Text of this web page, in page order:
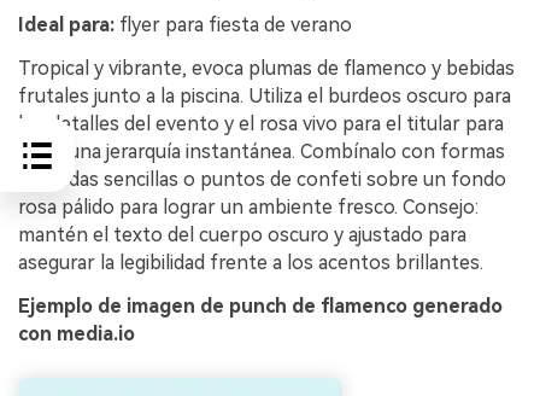
Ideal para: flyer para fiesta de verano
Tropical y vibrante, evoca plumas de flamenco y bebidas
frutales junto a la piscina. Utiliza el burdeos oscuro para
los detalles del evento y el rosa vivo para el titular para
crear una jerarquía instantánea. Combínalo con formas
de ondas sencillas o puntos de confeti sobre un fondo
rosa pálido para lograr un ambiente fresco. Consejo:
mantén el texto del cuerpo oscuro y ajustado para
asegurar la legibilidad frente a los acentos brillantes.
Ejemplo de imagen de punch de flamenco generado
con media.io